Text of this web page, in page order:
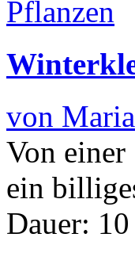
von
Von
ein
Dauer: